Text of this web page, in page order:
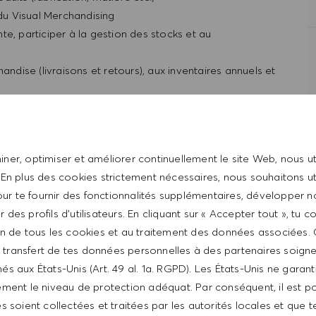
optimiser et améliorer continuellement le site Web, nous
plus des cookies strictement nécessaires, nous souhaitons
te fournir des fonctionnalités supplémentaires, développer
des profils d’utilisateurs. En cliquant sur « Accepter tout », tu
de tous les cookies et au traitement des données associées.
transfert de tes données personnelles à des partenaires
aux États-Unis (Art. 49 al. 1a. RGPD). Les États-Unis ne
le niveau de protection adéquat. Par conséquent, il est
soient collectées et traitées par les autorités locales et que
Visual Merchandising
participer à la gestion des stocks et au
(livraisons et retours), aux inventaires annuels et
culture du résultat et votre sens du service.
dépasser les attentes et d’évoluer au sein de la Maison